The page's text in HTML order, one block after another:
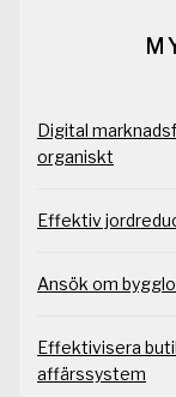
Digital
organiskt
Effektiv
Ansök om
Effektivisera
affärssystem